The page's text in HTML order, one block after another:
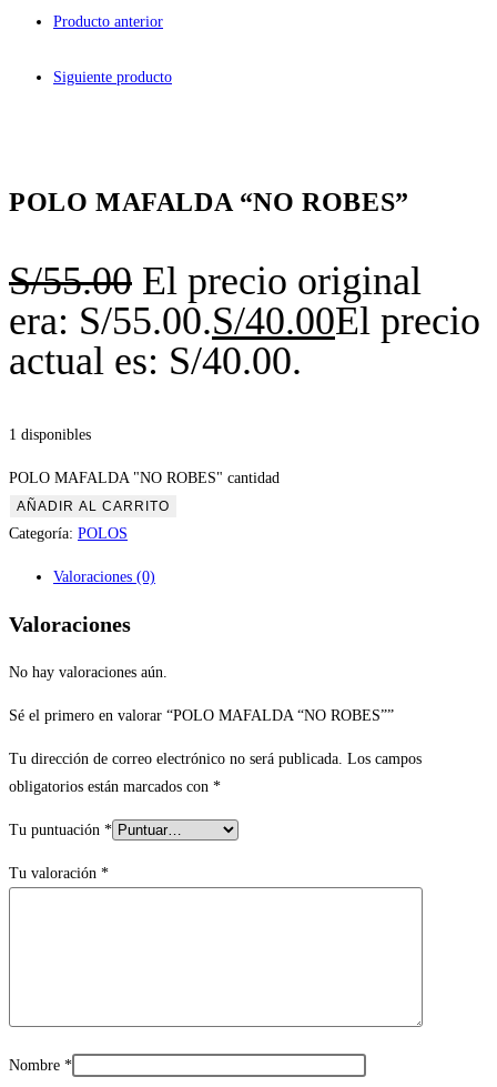
Producto anterior
Siguiente producto
POLO MAFALDA “NO ROBES”
S/55.00 El precio original
era: S/55.00.S/40.00El precio
actual es: S/40.00.
1 disponibles
POLO MAFALDA "NO ROBES" cantidad
AÑADIR AL CARRITO
Categoría: POLOS
Valoraciones (0)
Valoraciones
No hay valoraciones aún.
Sé el primero en valorar “POLO MAFALDA “NO ROBES””
Tu dirección de correo electrónico no será publicada. Los campos
obligatorios están marcados con *
Tu puntuación *
Tu valoración *
Nombre *